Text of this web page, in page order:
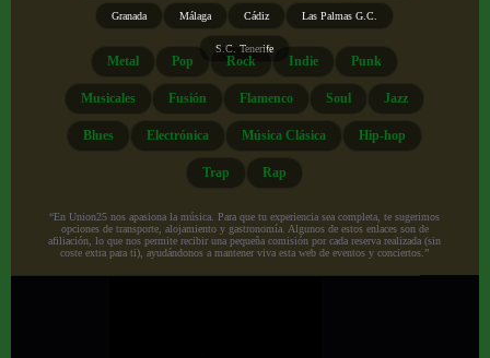
Granada Málaga Cádiz Las Palmas G.C.
S.C. Tenerife
Metal Pop Rock Indie Punk
Musicales Fusión Flamenco Soul Jazz
Blues Electrónica Música Clásica Hip-hop
Trap Rap
“En Union25 nos apasiona la música. Para que tu experiencia sea completa, te sugerimos
opciones de transporte, alojamiento y gastronomía. Algunos de estos enlaces son de
afiliación, lo que nos permite recibir una pequeña comisión por cada reserva realizada (sin
coste extra para ti), ayudándonos a mantener viva esta web de eventos y conciertos.”